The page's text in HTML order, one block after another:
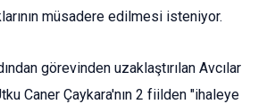
müsadere edilmesi isteniyor.
görevinden uzaklaştırılan Avcılar
Caner Çaykara'nın 2 fiilden "ihaleye